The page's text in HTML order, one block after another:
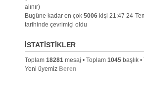
alınır)
Bugüne kadar en çok 5006kişi 21:47 24-
tarihinde çevrimiçi oldu
İSTATISTIKLER
Toplam 18281mesaj • Toplam 1045başlık •
Yeni üyemiz Beren